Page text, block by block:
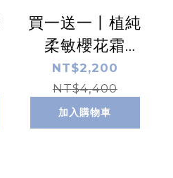
買一送一丨植純
柔敏櫻花霜
50ml
NT$2,200
NT$4,400
加入購物車